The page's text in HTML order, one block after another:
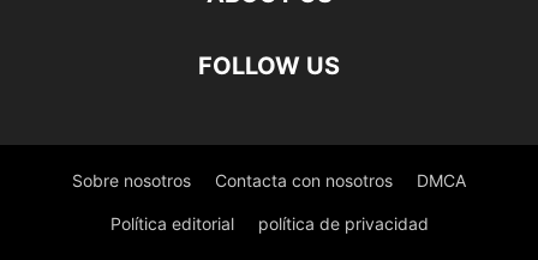
FOLLOW US
Sobre nosotros Contacta con nosotros DMCA
Política editorial política de privacidad